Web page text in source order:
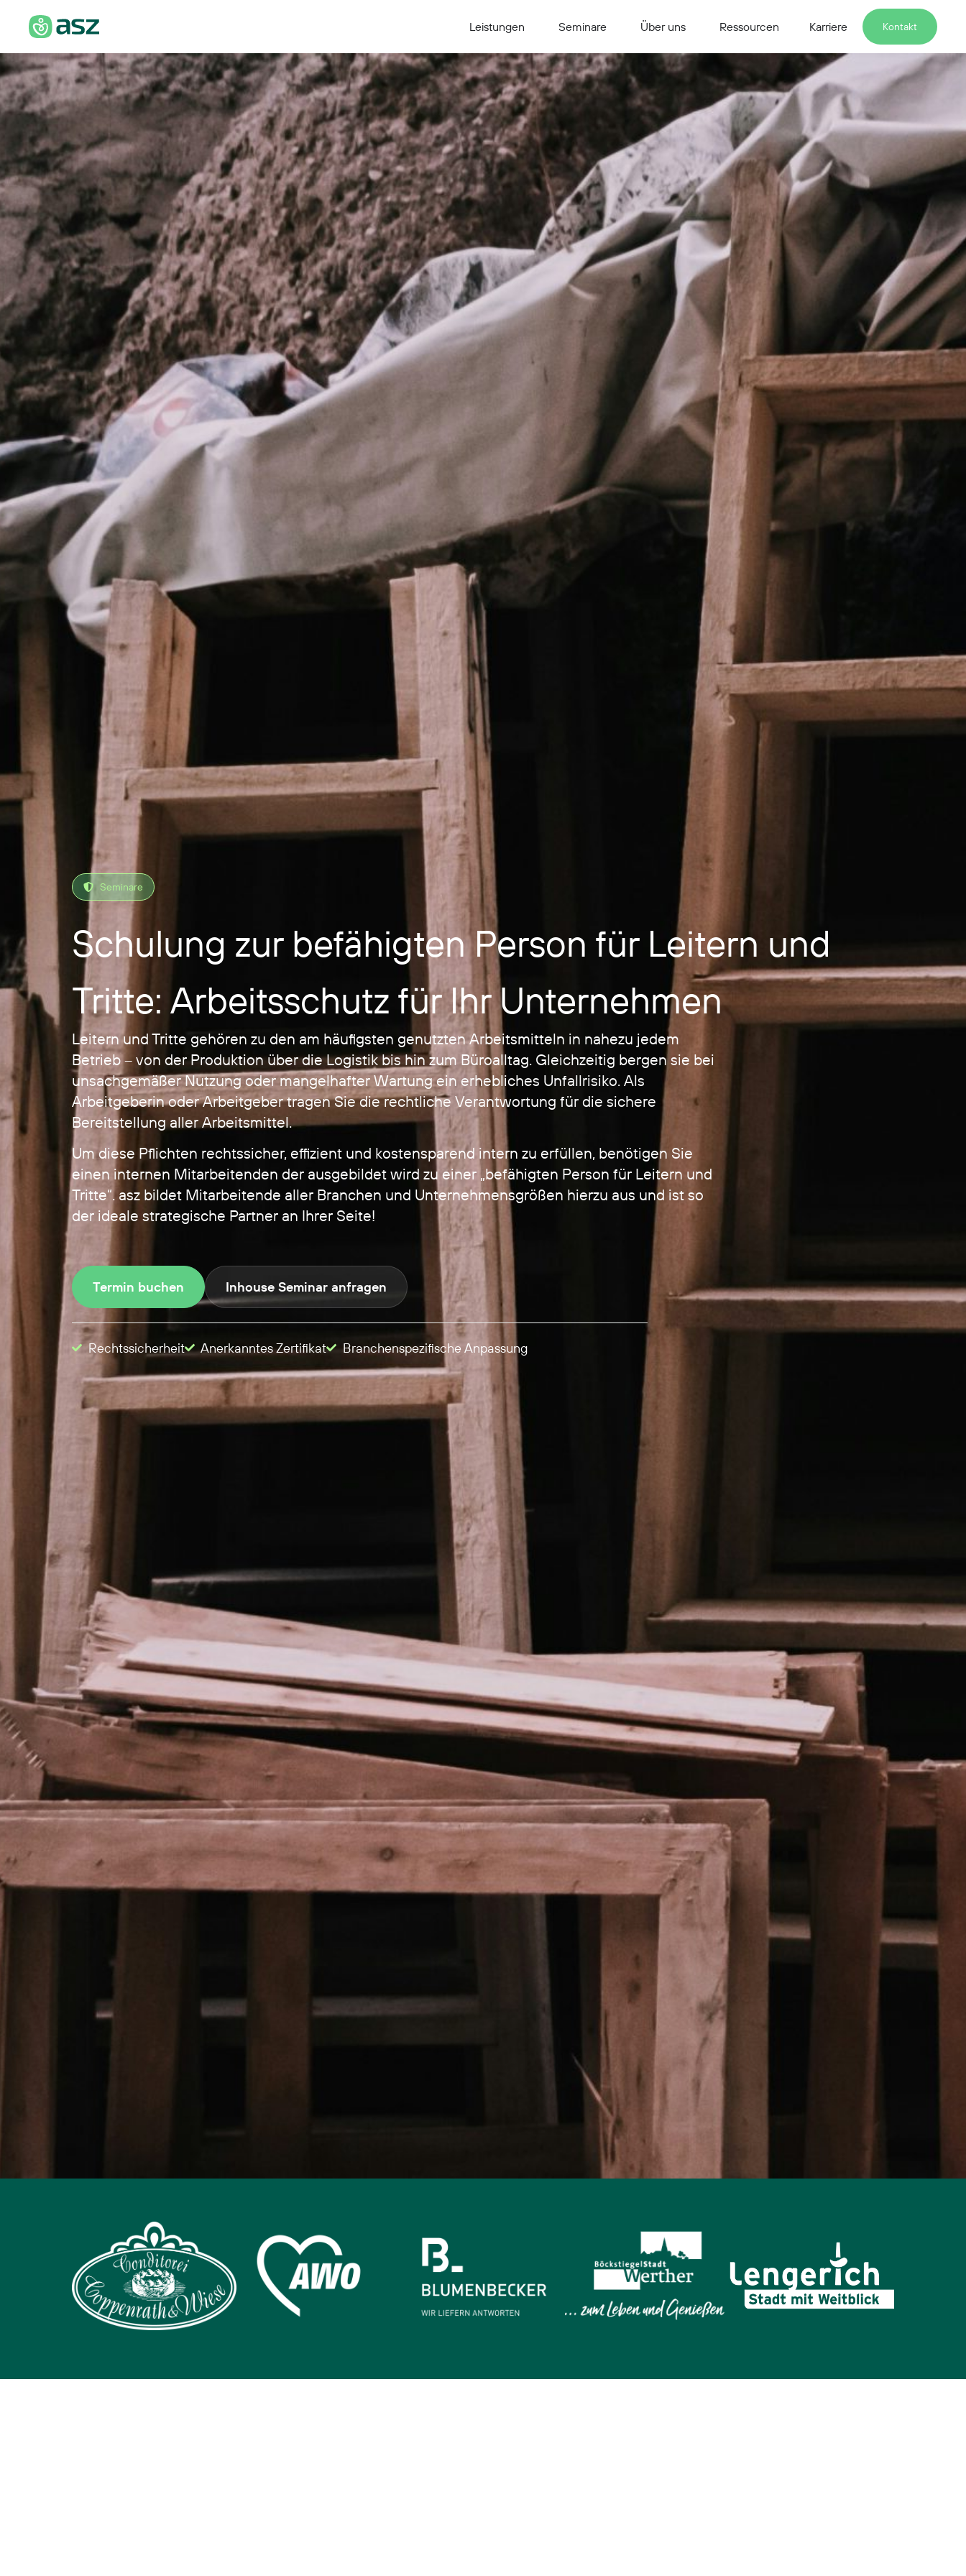
Leistungen Seminare Über uns Ressourcen Karriere Kontakt
Seminare
Schulung zur befähigten Person für Leitern und
Tritte: Arbeitsschutz für Ihr Unternehmen
Leitern und Tritte gehören zu den am häufigsten genutzten Arbeitsmitteln in nahezu jedem
Betrieb – von der Produktion über die Logistik bis hin zum Büroalltag. Gleichzeitig bergen sie bei
unsachgemäßer Nutzung oder mangelhafter Wartung ein erhebliches Unfallrisiko. Als
Arbeitgeberin oder Arbeitgeber tragen Sie die rechtliche Verantwortung für die sichere
Bereitstellung aller Arbeitsmittel.
Um diese Pflichten rechtssicher, effizient und kostensparend intern zu erfüllen, benötigen Sie
einen internen Mitarbeitenden der ausgebildet wird zu einer „befähigten Person für Leitern und
Tritte“. asz bildet Mitarbeitende aller Branchen und Unternehmensgrößen hierzu aus und ist so
der ideale strategische Partner an Ihrer Seite!
Termin buchen Inhouse Seminar anfragen
Rechtssicherheit Anerkanntes Zertifikat Branchenspezifische Anpassung